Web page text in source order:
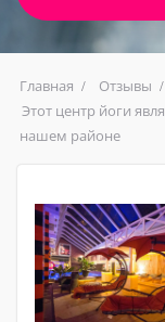
Главная
Отзывы
Этот центр йоги
нашем районе